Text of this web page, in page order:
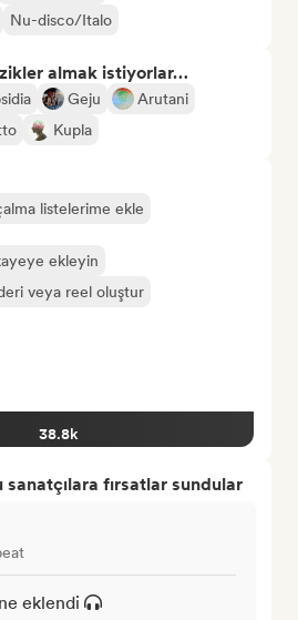
Nu-disco/Italo
almak istiyorlar…
Geju
Arutani
Kupla
listelerime ekle
ekleyin
veya reel oluştur
38.8k
fırsatlar sundular
eklendi